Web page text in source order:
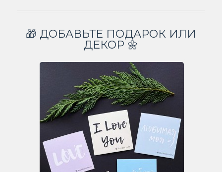
🎁 ДОБАВЬТЕ ПОДАРОК ИЛИ
ДЕКОР 🌼